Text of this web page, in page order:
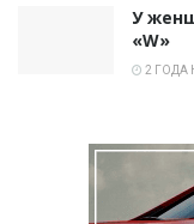
У
«W»
2 ГОДА